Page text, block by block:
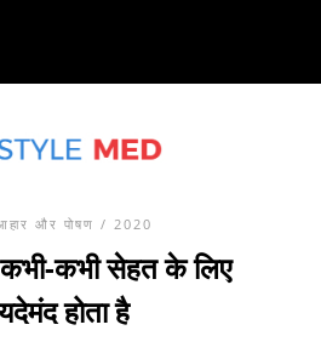
और पोषण / 2020
कभी सेहत के लिए
होता है